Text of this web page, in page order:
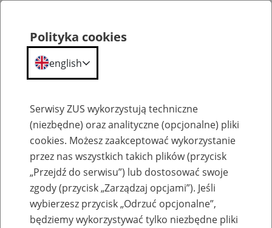
Szkolenia
Polityka cookies
english
Serwisy ZUS wykorzystują techniczne
(niezbędne) oraz analityczne (opcjonalne) pliki
cookies. Możesz zaakceptować wykorzystanie
przez nas wszystkich takich plików (przycisk
„Przejdź do serwisu”) lub dostosować swoje
zgody (przycisk „Zarządzaj opcjami”). Jeśli
wybierzesz przycisk „Odrzuć opcjonalne”,
będziemy wykorzystywać tylko niezbędne pliki